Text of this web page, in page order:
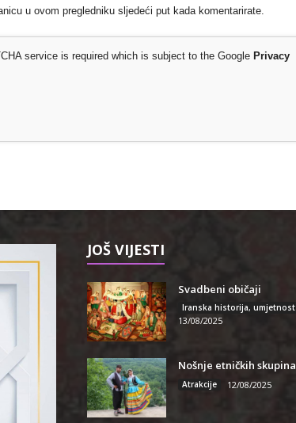
u ovom pregledniku sljedeći put kada komentarirate.
service is required which is subject to the Google Privacy
JOŠ VIJESTI
Svadbeni običaji
13/08/2025
Nošnje etničkih skupina
Atrakcije 12/08/2025